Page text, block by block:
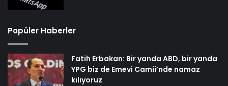
Popüler Haberler
Fatih Erbakan: Bir yanda ABD, bir yanda
YPG biz de Emevi Camii’nde namaz
kılıyoruz